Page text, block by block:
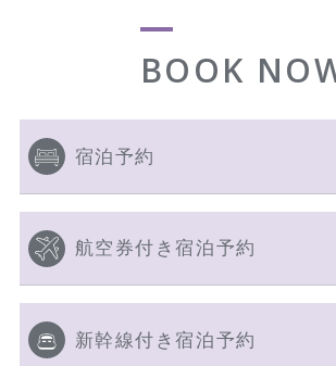
BOOK
宿泊予約
航空券付き宿泊予約
新幹線付き宿泊予約